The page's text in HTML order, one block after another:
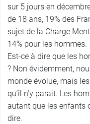
sur 5 jours en
de 18 ans, 19% des
sujet de la Charge
14% pour les hommes.
Est-ce à dire que les
? Non évidemment,
monde évolue, mais
qu’il n’y parait. Les
autant que les enfants
dire.